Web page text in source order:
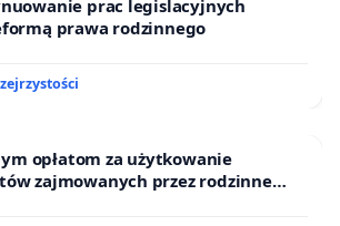
prac legislacyjnych
prawa rodzinnego
opłatom za użytkowanie
zajmowanych przez rodzinne